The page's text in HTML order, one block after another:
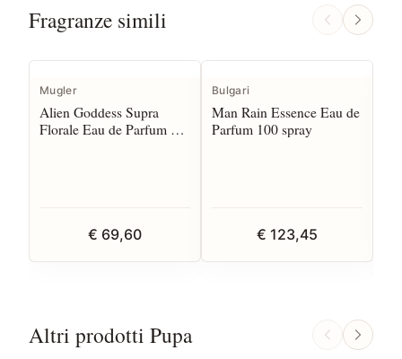
Fragranze simili
Mugler
Alien Goddess Supra
Florale Eau de Parfum 30
€ 69,60
Bulgari
Man Rain Essence Eau de
Parfum 100 spray
€ 123,45
Altri prodotti Pupa